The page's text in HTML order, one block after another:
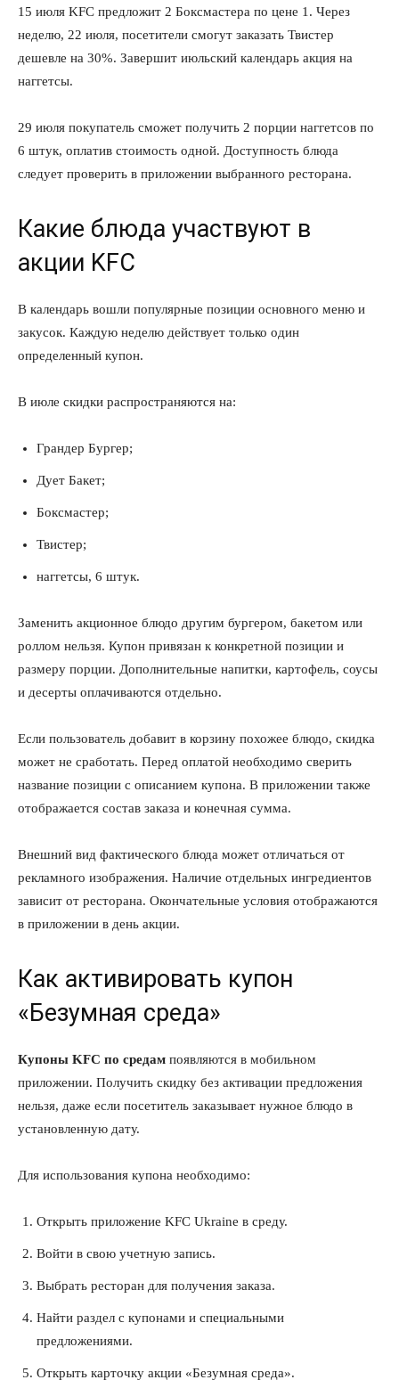
15 июля KFC предложит 2 Боксмастера по цене 1. Через
неделю, 22 июля, посетители смогут заказать Твистер
дешевле на 30%. Завершит июльский календарь акция на
наггетсы.
29 июля покупатель сможет получить 2 порции наггетсов по
6 штук, оплатив стоимость одной. Доступность блюда
следует проверить в приложении выбранного ресторана.
Какие блюда участвуют в
акции KFC
В календарь вошли популярные позиции основного меню и
закусок. Каждую неделю действует только один
определенный купон.
В июле скидки распространяются на:
Грандер Бургер;
Дует Бакет;
Боксмастер;
Твистер;
наггетсы, 6 штук.
Заменить акционное блюдо другим бургером, бакетом или
роллом нельзя. Купон привязан к конкретной позиции и
размеру порции. Дополнительные напитки, картофель, соусы
и десерты оплачиваются отдельно.
Если пользователь добавит в корзину похожее блюдо, скидка
может не сработать. Перед оплатой необходимо сверить
название позиции с описанием купона. В приложении также
отображается состав заказа и конечная сумма.
Внешний вид фактического блюда может отличаться от
рекламного изображения. Наличие отдельных ингредиентов
зависит от ресторана. Окончательные условия отображаются
в приложении в день акции.
Как активировать купон
«Безумная среда»
Купоны KFC по средам появляются в мобильном
приложении. Получить скидку без активации предложения
нельзя, даже если посетитель заказывает нужное блюдо в
установленную дату.
Для использования купона необходимо:
Открыть приложение KFC Ukraine в среду.
Войти в свою учетную запись.
Выбрать ресторан для получения заказа.
Найти раздел с купонами и специальными
предложениями.
Открыть карточку акции «Безумная среда».